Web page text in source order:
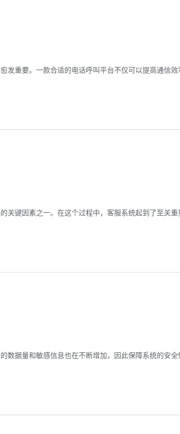
发重要。一款合适的电话呼叫平台不仅可以提高通信效
关键因素之一。在这个过程中，客服系统起到了至关重
数据量和敏感信息也在不断增加，因此保障系统的安全